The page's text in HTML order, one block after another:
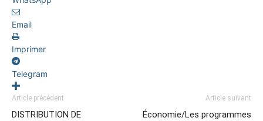
Email
Imprimer
Telegram
Article précédent
DISTRIBUTION DE
Article suivant
Économie/Les programmes